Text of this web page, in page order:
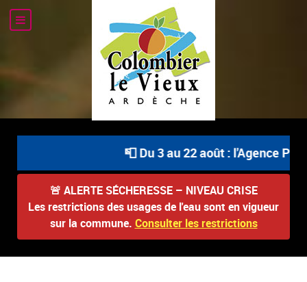
📮 Du 3 au 22 août : l'Agence
🚨 ALERTE SÉCHERESSE – NIVEAU CRISE
Les restrictions des usages de l'eau sont en vigueur
sur la commune. Consulter les restrictions